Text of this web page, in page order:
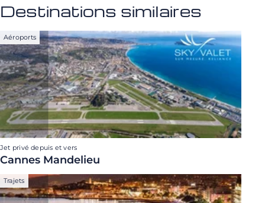
Destinations similaires
Aéroports
Jet privé depuis et vers
Cannes Mandelieu
Trajets